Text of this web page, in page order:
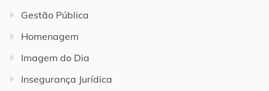
Gestão Pública
Homenagem
Imagem do Dia
Insegurança Jurídica